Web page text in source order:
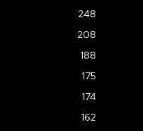
248
208
188
175
174
162